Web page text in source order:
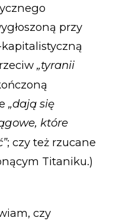
przy
„tyranii
„dają się
które
; czy też rzucane
Titaniku.)
czy